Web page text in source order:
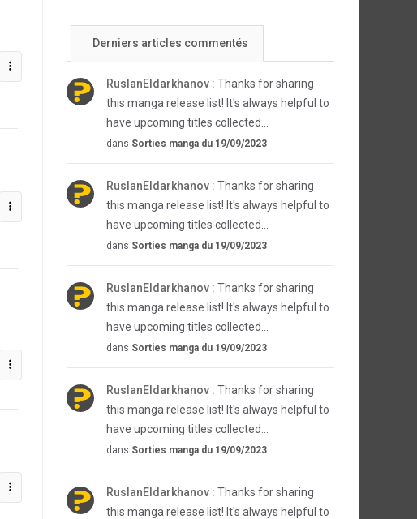
Derniers articles commentés
RuslanEldarkhanov : Thanks for sharing
this manga release list! It's always helpful to
have upcoming titles collected...
dans Sorties manga du 19/09/2023
RuslanEldarkhanov : Thanks for sharing
this manga release list! It's always helpful to
have upcoming titles collected...
dans Sorties manga du 19/09/2023
RuslanEldarkhanov : Thanks for sharing
this manga release list! It's always helpful to
have upcoming titles collected...
dans Sorties manga du 19/09/2023
RuslanEldarkhanov : Thanks for sharing
this manga release list! It's always helpful to
have upcoming titles collected...
dans Sorties manga du 19/09/2023
RuslanEldarkhanov : Thanks for sharing
this manga release list! It's always helpful to